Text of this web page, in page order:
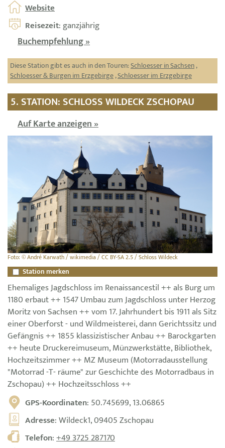
Website
Reisezeit: ganzjährig
Buchempfehlung »
Diese Station gibt es auch in den Touren:Schloesser in Sachsen,
Schloesser & Burgen im Erzgebirge,Schloesser im Erzgebirge
5. STATION: SCHLOSS WILDECK ZSCHOPAU
Auf Karte anzeigen »
Foto: © André Karwath / wikimedia / CC BY-SA 2.5 / Schloss Wildeck
Station merken
Ehemaliges Jagdschloss im Renaissancestil ++ als Burg um
1180 erbaut ++ 1547 Umbau zum Jagdschloss unter Herzog
Moritz von Sachsen ++ vom 17. Jahrhundert bis 1911 als Sitz
einer Oberforst - und Wildmeisterei, dann Gerichtssitz und
Gefängnis ++ 1855 klassizistischer Anbau ++ Barockgarten
++ heute Druckereimuseum, Münzwerkstätte, Bibliothek,
Hochzeitszimmer ++ MZ Museum (Motorradausstellung
"Motorrad -T- räume" zur Geschichte des Motorradbaus in
Zschopau) ++ Hochzeitsschloss ++
GPS-Koordinaten: 50.745699, 13.06865
Adresse: Wildeck1, 09405 Zschopau
Telefon:+49 3725 287170